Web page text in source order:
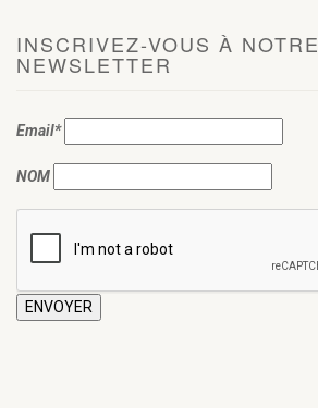
INSCRIVEZ-VOUS À NOTRE
NEWSLETTER
Email*
NOM